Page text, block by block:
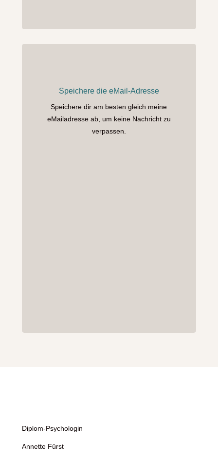
Speichere die eMail-Adresse
Speichere dir am besten gleich meine
eMailadresse ab, um keine Nachricht zu
verpassen.
Diplom-Psychologin
Annette Fürst